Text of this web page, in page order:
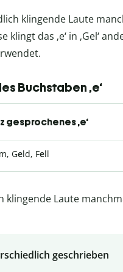
klingende Laute
das ‚e‘ in ‚Gel‘
Buchstaben ‚e‘
gesprochenes ‚e‘
Geld, Fell
klingende Laute
geschrieben